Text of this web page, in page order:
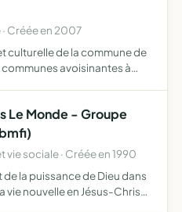
Créée en 2007
culturelle de la commune de
avoisinantes à
Le Monde - Groupe
vie sociale · Créée en 1990
la puissance de Dieu dans
vie nouvelle en Jésus-Christ,